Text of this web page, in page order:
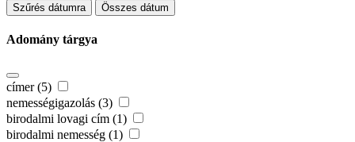
Szűrés dátumra Összes dátum
Adomány tárgya
címer (5)
nemességigazolás (3)
birodalmi lovagi cím (1)
birodalmi nemesség (1)